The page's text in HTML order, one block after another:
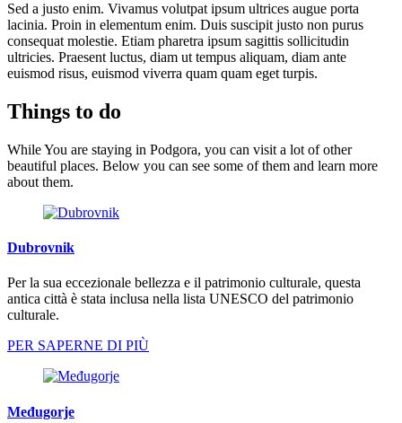
Sed a justo enim. Vivamus volutpat ipsum ultrices augue porta
lacinia. Proin in elementum enim. Duis suscipit justo non purus
consequat molestie. Etiam pharetra ipsum sagittis sollicitudin
ultricies. Praesent luctus, diam ut tempus aliquam, diam ante
euismod risus, euismod viverra quam quam eget turpis.
Things to do
While You are staying in Podgora, you can visit a lot of other
beautiful places. Below you can see some of them and learn more
about them.
Dubrovnik
Per la sua eccezionale bellezza e il patrimonio culturale, questa
antica città è stata inclusa nella lista UNESCO del patrimonio
culturale.
PER SAPERNE DI PIÙ
Međugorje